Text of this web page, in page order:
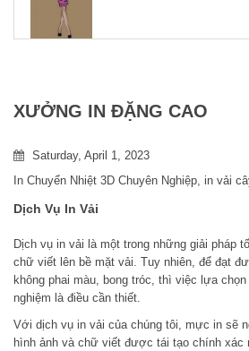
XƯỞNG IN ĐẶNG CAO
Saturday, April 1, 2023
In Chuyển Nhiệt 3D Chuyên Nghiệp in vải
Dịch Vụ In Vải
Dịch vụ in vải là một trong những giải pháp
chữ viết lên bề mặt vải. Tuy nhiên, để đạt
không phai màu, bong tróc, thì việc lựa
nghiệm là điều cần thiết.
Với dịch vụ in vải của chúng tôi, mực in sẽ
hình ảnh và chữ viết được tái tạo chính xác